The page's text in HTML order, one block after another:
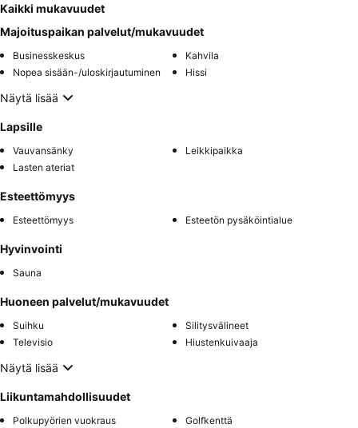
Kaikki mukavuudet
Majoituspaikan palvelut/mukavuudet
Businesskeskus
Kahvila
Nopea sisään-/uloskirjautuminen
Hissi
Näytä lisää
Lapsille
Vauvansänky
Leikkipaikka
Lasten ateriat
Esteettömyys
Esteettömyys Esteetön pysäköintialue
Hyvinvointi
Sauna
Huoneen palvelut/mukavuudet
Suihku
Silitysvälineet
Televisio
Hiustenkuivaaja
Näytä lisää
Liikuntamahdollisuudet
Polkupyörien vuokraus
Golfkenttä